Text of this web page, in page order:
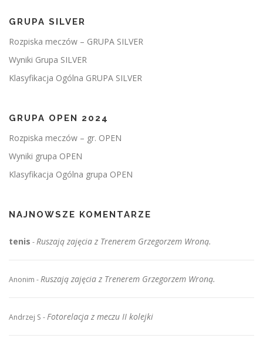
GRUPA SILVER
Rozpiska meczów – GRUPA SILVER
Wyniki Grupa SILVER
Klasyfikacja Ogólna GRUPA SILVER
GRUPA OPEN 2024
Rozpiska meczów – gr. OPEN
Wyniki grupa OPEN
Klasyfikacja Ogólna grupa OPEN
NAJNOWSZE KOMENTARZE
tenis -Ruszają zajęcia z Trenerem Grzegorzem Wroną.
Anonim -Ruszają zajęcia z Trenerem Grzegorzem Wroną.
Andrzej S -Fotorelacja z meczu II kolejki